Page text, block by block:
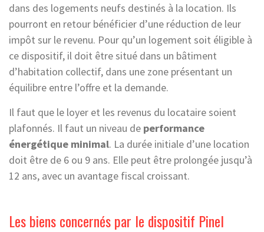
dans des logements neufs destinés à la location. Ils
pourront en retour bénéficier d’une réduction de leur
impôt sur le revenu. Pour qu’un logement soit éligible à
ce dispositif, il doit être situé dans un bâtiment
d’habitation collectif, dans une zone présentant un
équilibre entre l’offre et la demande.
Il faut que le loyer et les revenus du locataire soient
plafonnés. Il faut un niveau de performance
énergétique minimal. La durée initiale d’une location
doit être de 6 ou 9 ans. Elle peut être prolongée jusqu’à
12 ans, avec un avantage fiscal croissant.
Les biens concernés par le dispositif Pinel